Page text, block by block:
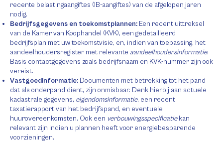
recente belastingaangiftes (IB-aangiftes) van de afgelopen jaren
nodig.
Bedrijfsgegevens en toekomstplannen: Een recent uittreksel
van de Kamer van Koophandel (KVK), een gedetailleerd
bedrijfsplan met uw toekomstvisie, en, indien van toepassing, het
aandeelhoudersregister met relevante aandeelhoudersinformatie.
Basis contactgegevens zoals bedrijfsnaam en KVK-nummer zijn ook
vereist.
Vastgoedinformatie: Documenten met betrekking tot het pand
dat als onderpand dient, zijn onmisbaar. Denk hierbij aan actuele
kadastrale gegevens, eigendomsinformatie, een recent
taxatierapport van het bedrijfspand, en eventuele
huurovereenkomsten. Ook een verbouwingsspecificatiekan
relevant zijn indien u plannen heeft voor energiebesparende
voorzieningen.